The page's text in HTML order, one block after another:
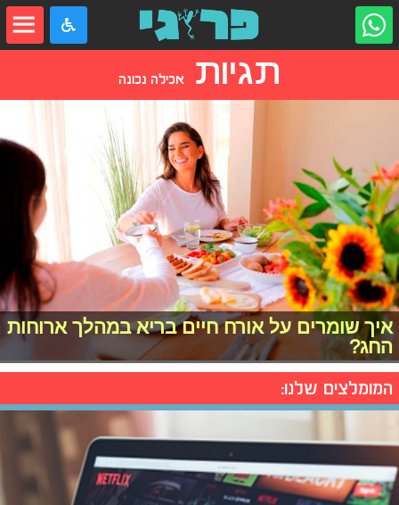
תגיות אכילה נכונה
איך שומרים על אורח חיים בריא במהלך ארוחות
החג?
המומלצים שלנו: